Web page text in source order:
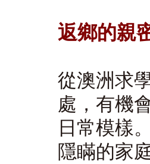
返鄉的親
從澳洲求
處，有機
日常模樣
隱瞞的家